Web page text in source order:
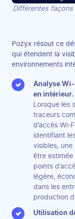
Différentes façons
Pozyx résout ce
qui étendent la
environnements
Analyse
en intérieur.
Lorsque les
traceurs
d’accès Wi-
identifiant
visibles,
être
points
légère,
dans les
production
Utilisation